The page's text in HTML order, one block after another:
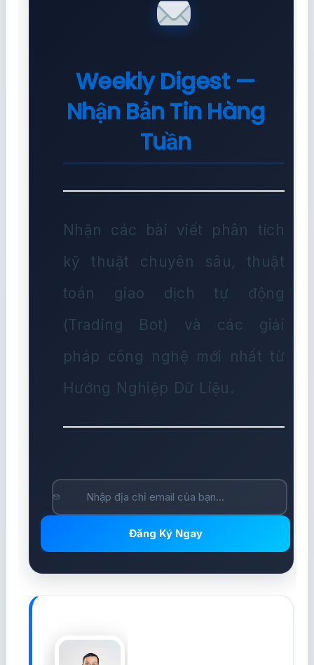
Weekly Digest —
Nhận Bản Tin Hàng
Tuần
Nhận các bài viết phân tích
kỹ thuật chuyên sâu, thuật
toán giao dịch tự động
(Trading Bot) và các giải
pháp công nghệ mới nhất từ
Hướng Nghiệp Dữ Liệu.
Đăng Ký Ngay